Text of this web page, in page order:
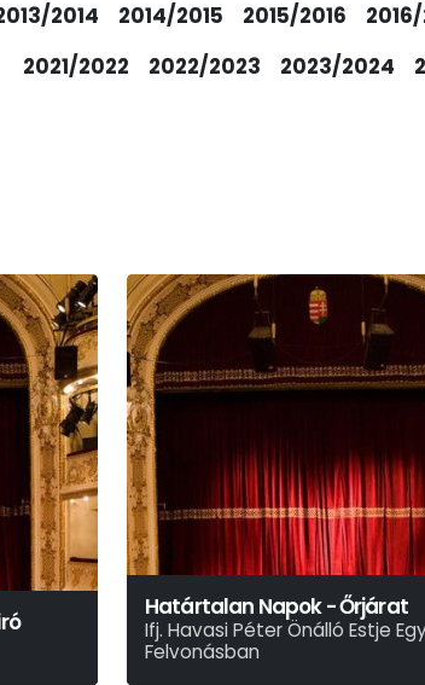
2014 2014/2015 2015/2016
2021/2022
2022/2023 2023/2024
Határtalan Napok - Őrjárat
Ifj. Havasi Péter Önálló Estje
Felvonásban